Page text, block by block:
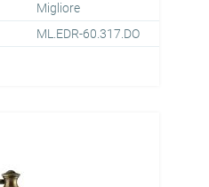
Migliore
ML.EDR-60.317.DO